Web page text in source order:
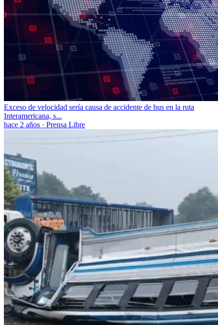
Exceso de velocidad sería causa de accidente de bus en la ruta
Interamericana, s...
hace 2 años · Prensa Libre